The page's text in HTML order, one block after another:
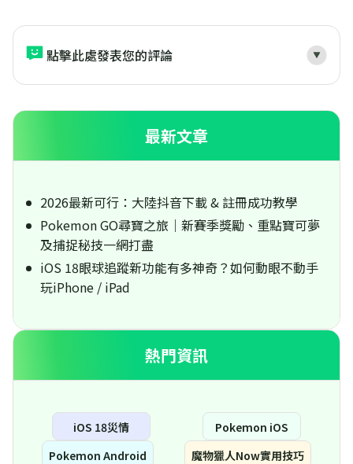
點擊此處發表您的評論
最新文章
2026最新可行：大陸抖音下載 & 註冊成功教學
Pokemon GO尋寶之旅｜新賽季獎勵、重點寶可夢
及捕捉秘技一網打盡
iOS 18眼球追蹤新功能有多神奇？如何動眼不動手
玩iPhone / iPad
熱門資訊
iOS 18災情
Pokemon iOS
Pokemon Android
魔物獵人Now實用技巧